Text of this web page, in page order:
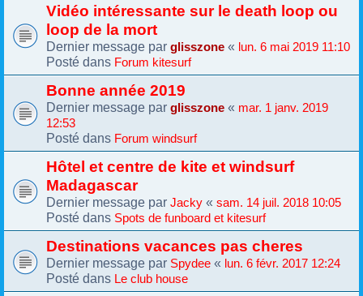
Vidéo intéressante sur le death loop ou
loop de la mort
Dernier message par glisszone « lun. 6 mai 2019 11:10
Posté dans Forum kitesurf
Bonne année 2019
Dernier message par glisszone « mar. 1 janv. 2019
12:53
Posté dans Forum windsurf
Hôtel et centre de kite et windsurf
Madagascar
Dernier message par Jacky « sam. 14 juil. 2018 10:05
Posté dans Spots de funboard et kitesurf
Destinations vacances pas cheres
Dernier message par Spydee « lun. 6 févr. 2017 12:24
Posté dans Le club house